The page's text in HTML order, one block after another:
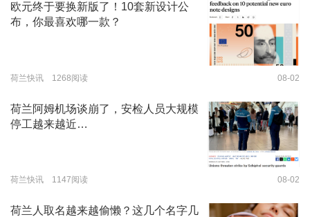
欧元终于要换新版了！10套新设计公
布，你最喜欢哪一款？
荷兰快讯 1268阅读 08-02
荷兰阿姆机场谈崩了，安检人员大规模
停工越来越近…
荷兰快讯 1147阅读 08-02
荷兰人取名越来越偷懒？这几个名字几